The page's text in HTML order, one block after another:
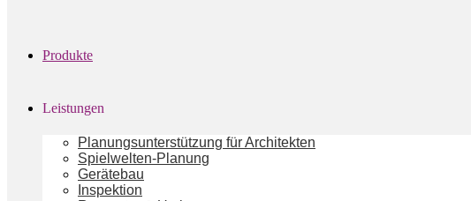
Produkte
Leistungen
Planungsunterstützung für Architekten
Spielwelten-Planung
Gerätebau
Inspektion